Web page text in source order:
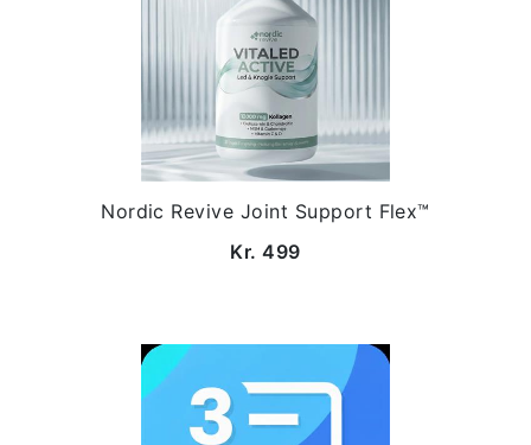
Nordic Revive Joint Support Flex™
Kr. 499